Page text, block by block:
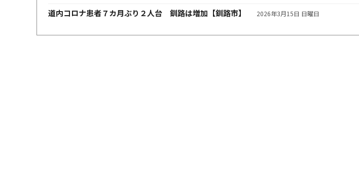
道内コロナ患者７カ月ぶり２人台 釧路は増加【釧路市】 2026年3月15日 日曜日